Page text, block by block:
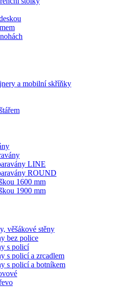
a mobilní skříňky
LINE
ROUND
1600 mm
1900 mm
věšákové stěny
bez police
s policí
s policí a zrcadlem
s policí a botníkem